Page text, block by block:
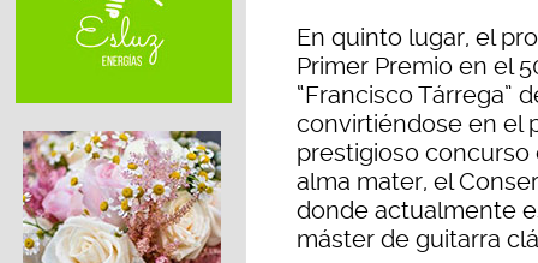
En quinto lugar, el
Primer Premio en el
“Francisco Tárrega”
convirtiéndose en el
prestigioso concurso
alma mater, el
donde actualmente
máster de guitarra